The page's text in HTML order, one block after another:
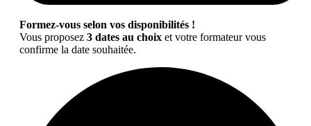
Formez-vous selon vos disponibilités !
Vous proposez 3 dates au choix et votre formateur vous
confirme la date souhaitée.